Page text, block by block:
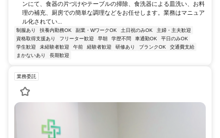
ンにて、食器の片づけやテーブルの掃除、食洗器による皿洗い、お料
理の補充、厨房での簡単な調理などをお任せします。業務はマニュア
ル化されてい...
制服あり 扶養内勤務OK 副業・WワークOK 土日祝のみOK
主婦・主夫歓迎
資格取得支援あり
フリーター歓迎 早朝 学歴不問 車通勤OK
平日のみOK
学生歓迎
未経験者歓迎 午前 経験者歓迎 研修あり ブランクOK
交通費支給
まかないあり
長期歓迎
業務委託